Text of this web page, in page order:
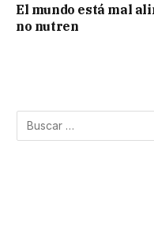
El mundo está mal
no nutren